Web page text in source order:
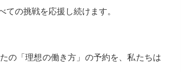
の挑戦を応援し続けます。
の「理想の働き方」の予約を、私たちは